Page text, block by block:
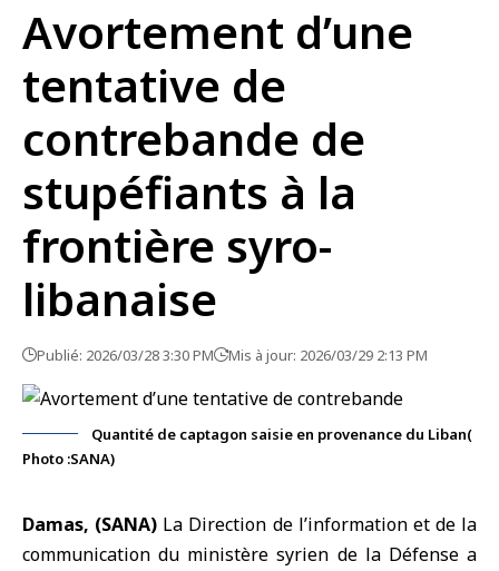
Avortement d’une
tentative de
contrebande de
stupéfiants à la
frontière syro-
libanaise
Publié: 2026/03/28 3:30 PM Mis à jour: 2026/03/29 2:13 PM
Quantité de captagon saisie en provenance du Liban(
Photo :SANA)
Damas, (SANA) La Direction de l’information et de la
communication du ministère syrien de la Défense a